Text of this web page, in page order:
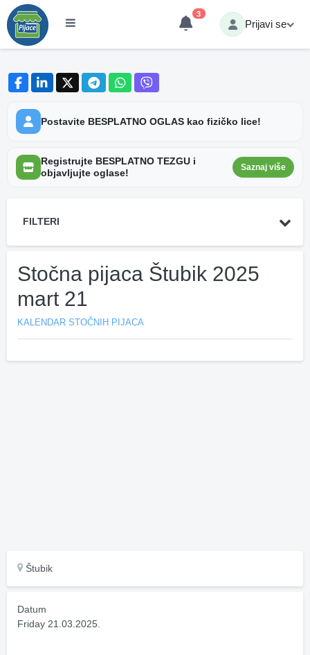
3
Prijavi se
Postavite BESPLATNO OGLAS kao fizičko lice!
Registrujte BESPLATNO TEZGU i
objavljujte oglase!
Saznaj više
FILTERI
Stočna pijaca Štubik 2025
mart 21
KALENDAR STOČNIH PIJACA
Štubik
Datum
Friday 21.03.2025.